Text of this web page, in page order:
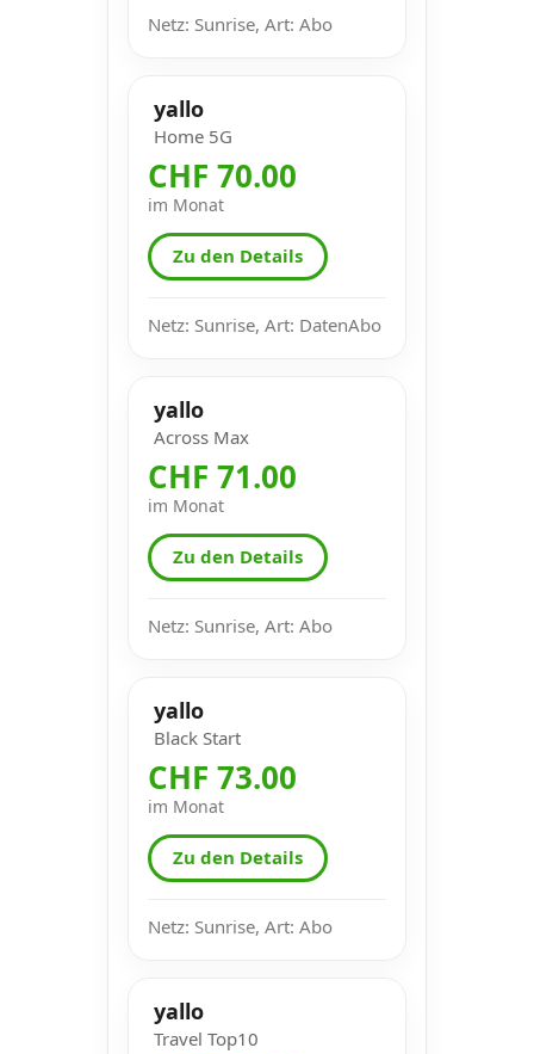
Netz: Sunrise, Art: Abo
yallo
Home 5G
CHF 70.00
im Monat
Zu den Details
Netz: Sunrise, Art: DatenAbo
yallo
Across Max
CHF 71.00
im Monat
Zu den Details
Netz: Sunrise, Art: Abo
yallo
Black Start
CHF 73.00
im Monat
Zu den Details
Netz: Sunrise, Art: Abo
yallo
Travel Top10